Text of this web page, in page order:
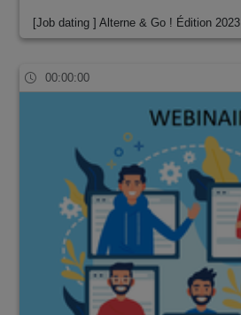
[Job dating ] Alterne & Go ! Édition 2023
00:00:00